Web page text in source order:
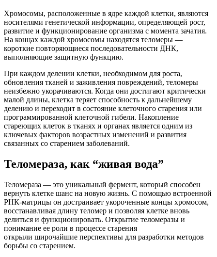
Хромосомы, расположенные в ядре каждой клетки, являются
носителями генетической информации, определяющей рост,
развитие и функционирование организма с момента зачатия.
На концах каждой хромосомы находятся теломеры —
короткие повторяющиеся последовательности ДНК,
выполняющие защитную функцию.
При каждом делении клетки, необходимом для роста,
обновления тканей и заживления повреждений, теломеры
неизбежно укорачиваются. Когда они достигают критически
малой длины, клетка теряет способность к дальнейшему
делению и переходит в состояние клеточного старения или
программированной клеточной гибели. Накопление
стареющих клеток в тканях и органах является одним из
ключевых факторов возрастных изменений и развития
связанных со старением заболеваний.
Теломераза, как “живая вода”
Теломераза — это уникальный фермент, который способен
вернуть клетке шанс на новую жизнь. С помощью встроенной
РНК-матрицы он достраивает укороченные концы хромосом,
восстанавливая длину теломер и позволяя клетке вновь
делиться и функционировать. Открытие теломеразы и
понимание ее роли в процессе старения
открыли широчайшие перспективы для разработки методов
борьбы со старением.